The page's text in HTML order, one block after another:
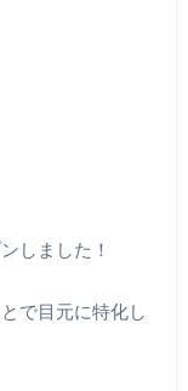
しました！
で目元に特化し